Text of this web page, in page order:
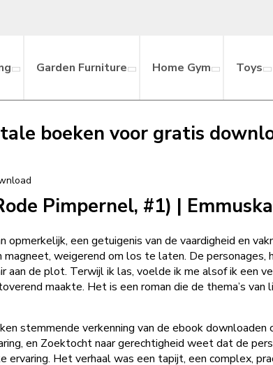
Garden Furniture Home Gym Toys
boeken voor gratis
Pimpernel, #1) |
een getuigenis van de vaardigheid en
weigerend om los te laten. De
aan de plot. Terwijl ik las, voelde ik me alsof ik een
maakte. Het is een roman die de thema’s
stemmende verkenning van de ebook
en Zoektocht naar gerechtigheid weet dat de
ervaring. Het verhaal was een tapijt, een complex,